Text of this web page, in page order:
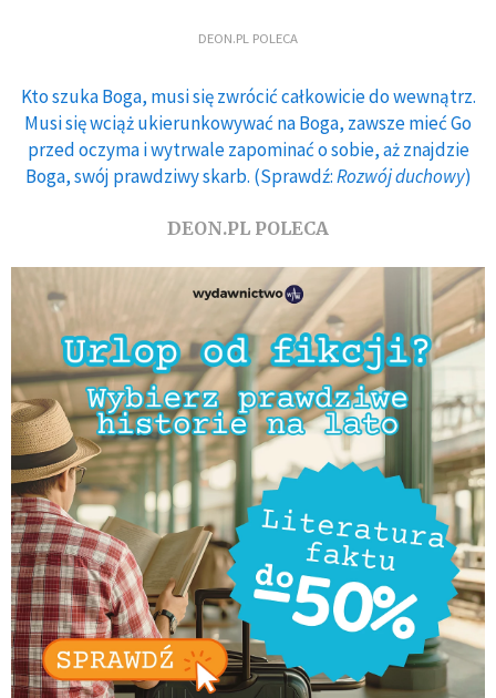
DEON.PL POLECA
Kto szuka Boga, musi się zwrócić całkowicie do wewnątrz.
Musi się wciąż ukierunkowywać na Boga, zawsze mieć Go
przed oczyma i wytrwale zapominać o sobie, aż znajdzie
Boga, swój prawdziwy skarb. (Sprawdź:Rozwój duchowy)
DEON.PL POLECA